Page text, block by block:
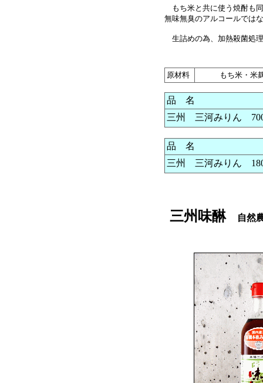
もち米と共に使う焼酎も
無味無臭のアルコールでは
生詰めの為、加熱殺菌処
原材料 もち米・米
品 名
三州 三河みりん
品 名
三州 三河みりん
三州味醂 自然